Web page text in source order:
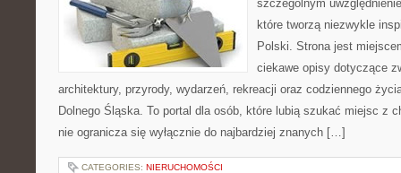
szczególnym
które tworzą niezwykle
Polski. Strona jest
ciekawe opisy dotyczące
architektury, przyrody, wydarzeń, rekreacji oraz codziennego
Dolnego Śląska. To portal dla osób, które lubią szukać miejsc z
nie ogranicza się wyłącznie do najbardziej znanych […]
CATEGORIES: NIERUCHOMOŚCI